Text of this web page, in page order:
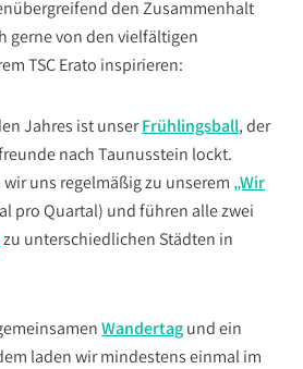
den Zusammenhalt
gerne von den vielfältigen
TSC Erato inspirieren:
Jahres ist unserFrühlingsball, der
nach Taunusstein lockt.
uns regelmäßig zu unserem „Wir
pro Quartal) und führen alle zwei
zu unterschiedlichen Städten in
Wandertagund ein
laden wir mindestens einmal im